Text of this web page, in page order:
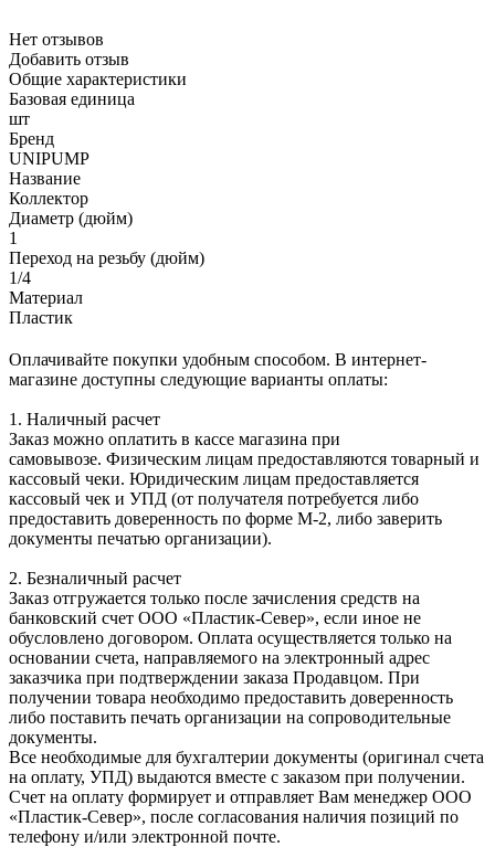
Нет отзывов
Добавить отзыв
Общие характеристики
Базовая единица
шт
Бренд
UNIPUMP
Название
Коллектор
Диаметр (дюйм)
1
Переход на резьбу (дюйм)
1/4
Материал
Пластик
Оплачивайте покупки удобным способом. В интернет-
магазине доступны следующие варианты оплаты:
1. Наличный расчет
Заказ можно оплатить в кассе магазина при
самовывозе. Физическим лицам предоставляются товарный и
кассовый чеки. Юридическим лицам предоставляется
кассовый чек и УПД (от получателя потребуется либо
предоставить доверенность по форме М-2, либо заверить
документы печатью организации).
2. Безналичный расчет
Заказ отгружается только после зачисления средств на
банковский счет ООО «Пластик-Север», если иное не
обусловлено договором. Оплата осуществляется только на
основании счета, направляемого на электронный адрес
заказчика при подтверждении заказа Продавцом. При
получении товара необходимо предоставить доверенность
либо поставить печать организации на сопроводительные
документы.
Все необходимые для бухгалтерии документы (оригинал счета
на оплату, УПД) выдаются вместе с заказом при получении.
Счет на оплату формирует и отправляет Вам менеджер ООО
«Пластик-Север», после согласования наличия позиций по
телефону и/или электронной почте.